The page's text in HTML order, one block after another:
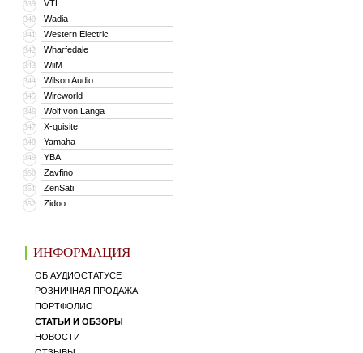
339 VTL
340 Wadia
341 Western Electric
342 Wharfedale
343 WiiM
344 Wilson Audio
345 Wireworld
346 Wolf von Langa
347 X-quisite
348 Yamaha
349 YBA
350 Zavfino
351 ZenSati
352 Zidoo
ИНФОРМАЦИЯ
ОБ АУДИОСТАТУСЕ
РОЗНИЧНАЯ ПРОДАЖА
ПОРТФОЛИО
СТАТЬИ И ОБЗОРЫ
НОВОСТИ